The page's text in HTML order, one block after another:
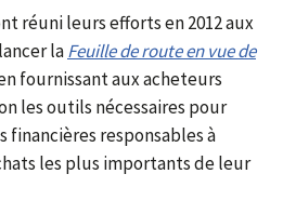
réuni leurs efforts en 2012 aux
laFeuille de route en vue de
fournissant aux acheteurs
les outils nécessaires pour
financières responsables à
les plus importants de leur